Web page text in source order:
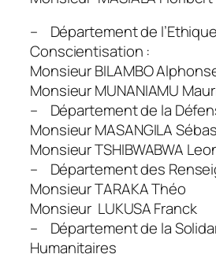
– Département de
Conscientisation :
Monsieur BILAMBO
Monsieur MUNANIAMU
– Département de la
Monsieur MASANGILA
Monsieur TSHIBWABWA
– Département des
Monsieur TARAKA Théo
Monsieur LUKUSA Franck
– Département de la
Humanitaires